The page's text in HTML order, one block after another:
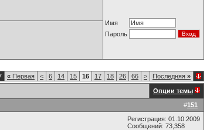
Имя
Пароль
« Первая < 6 14 15 16 17 18 26 66 > Последняя »
Опции темы
#151
Регистрация: 01.10.2009
Сообщений: 73,358